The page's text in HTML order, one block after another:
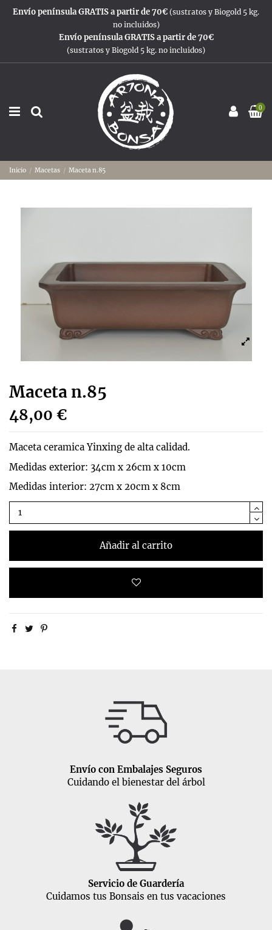
Envío península GRATIS a partir de 70€ (sustratos y Biogold 5 kg.
no incluidos)
Envío península GRATIS a partir de 70€
(sustratos y Biogold 5 kg. no incluidos)
0
Inicio Macetas Maceta n.85
Maceta n.85
48,00 €
Maceta ceramica Yinxing de alta calidad.
Medidas exterior: 34cm x 26cm x 10cm
Medidas interior: 27cm x 20cm x 8cm
Añadir al carrito
Envío con Embalajes Seguros
Cuidando el bienestar del árbol
Servicio de Guardería
Cuidamos tus Bonsais en tus vacaciones